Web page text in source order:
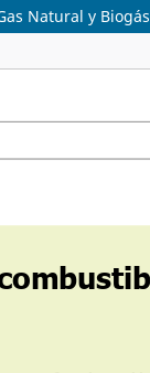
Natural y Biogás